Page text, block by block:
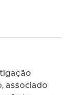
associado